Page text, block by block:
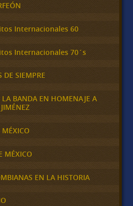
Internacionales 60
Internacionales 70´s
DE SIEMPRE
LA BANDA EN HOMENAJE A
MÉXICO
MÉXICO
EN LA HISTORIA